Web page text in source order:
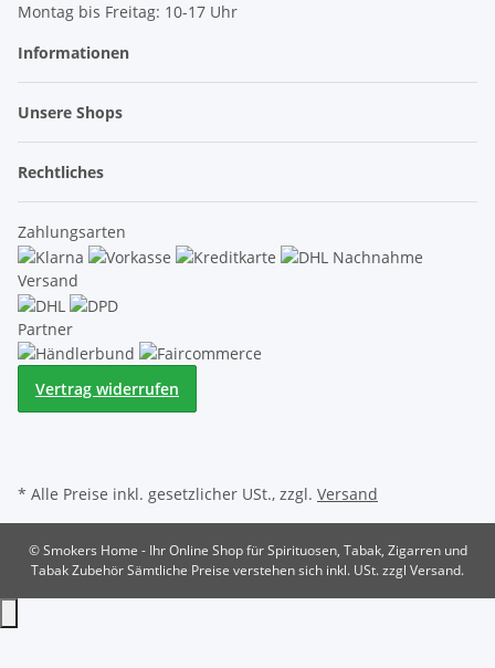
Montag bis Freitag: 10-17 Uhr
Informationen
Unsere Shops
Rechtliches
Zahlungsarten
Versand
Partner
Vertrag widerrufen
* Alle Preise inkl. gesetzlicher USt., zzgl. Versand
© Smokers Home - Ihr Online Shop für Spirituosen, Tabak, Zigarren und
Tabak ZubehörSämtliche Preise verstehen sich inkl. USt. zzgl Versand.